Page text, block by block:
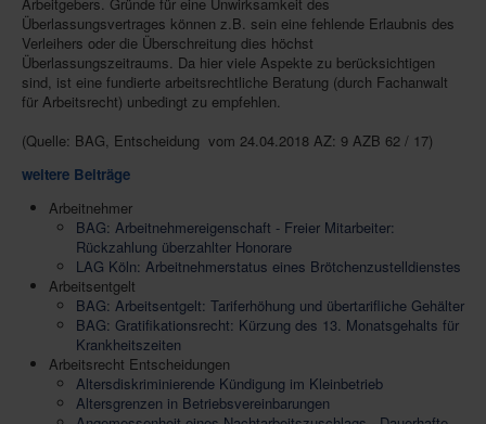
Überlassungsvertrages können z.B. sein eine fehlende Erlaubnis des
Verleihers oder die Überschreitung dies höchst
Überlassungszeitraums. Da hier viele Aspekte zu berücksichtigen
sind, ist eine fundierte arbeitsrechtliche Beratung (durch Fachanwalt
für Arbeitsrecht) unbedingt zu empfehlen.
(Quelle: BAG, Entscheidung vom 24.04.2018 AZ: 9 AZB 62 / 17)
weitere Beiträge
Arbeitnehmer
BAG: Arbeitnehmereigenschaft - Freier Mitarbeiter:
Rückzahlung überzahlter Honorare
LAG Köln: Arbeitnehmerstatus eines Brötchenzustelldienstes
Arbeitsentgelt
BAG: Arbeitsentgelt: Tariferhöhung und übertarifliche Gehälter
BAG: Gratifikationsrecht: Kürzung des 13. Monatsgehalts für
Krankheitszeiten
Arbeitsrecht Entscheidungen
Altersdiskriminierende Kündigung im Kleinbetrieb
Altersgrenzen in Betriebsvereinbarungen